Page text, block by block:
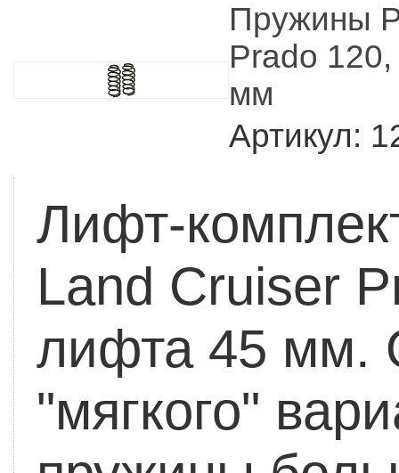
Пружины
Prado
мм
Артикул:
Лифт-
Land Cruiser
лифта 45 мм.
"мягкого"